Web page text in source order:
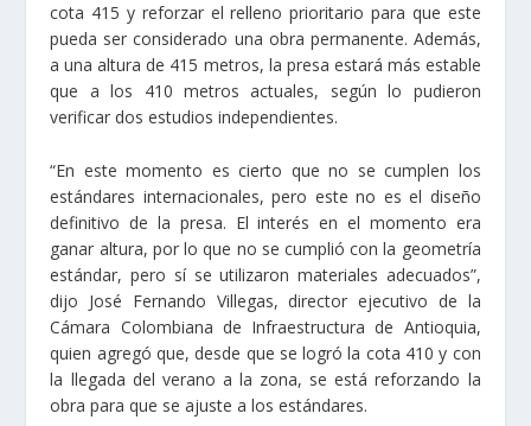
cota 415 y reforzar el relleno prioritario para que este
pueda ser considerado una obra permanente. Además,
a una altura de 415 metros, la presa estará más estable
que a los 410 metros actuales, según lo pudieron
verificar dos estudios independientes.
“En este momento es cierto que no se cumplen los
estándares internacionales, pero este no es el diseño
definitivo de la presa. El interés en el momento era
ganar altura, por lo que no se cumplió con la geometría
estándar, pero sí se utilizaron materiales adecuados”,
dijo José Fernando Villegas, director ejecutivo de la
Cámara Colombiana de Infraestructura de Antioquia,
quien agregó que, desde que se logró la cota 410 y con
la llegada del verano a la zona, se está reforzando la
obra para que se ajuste a los estándares.